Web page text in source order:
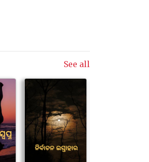
See all